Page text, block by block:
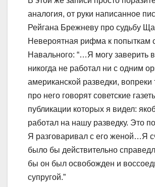
аналогия, от руки написанное
Рейгана Брежневу про судьбу
Невероятная рифма к попыткам
Навального: “…Я могу заверить
никогда не работал ни с одним
американской разведки, вопреки
про него говорят советские
публикации которых я видел:
работал на нашу разведку. Это
Я разговаривал с его женой…Я
было бы действительно
бы он был освобожден и
супругой.”